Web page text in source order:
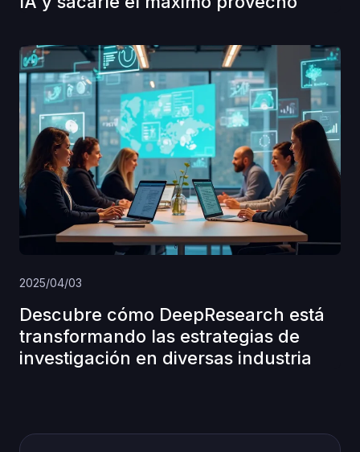
2025/04/03
Descubre cómo DeepResearch está
transformando las estrategias de
investigación en diversas industria